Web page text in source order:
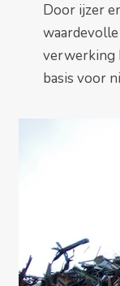
Door ijzer
verwerking
basis voor